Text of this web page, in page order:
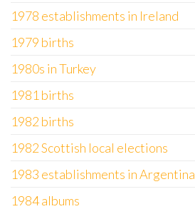
1978 establishments in Ireland
1979 births
1980s in Turkey
1981 births
1982 births
1982 Scottish local elections
1983 establishments in Argentina
1984 albums